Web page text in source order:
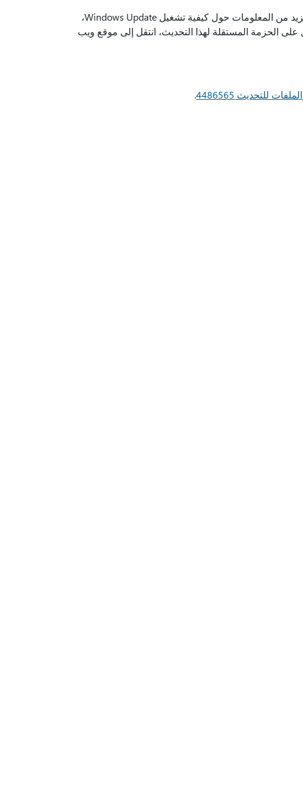
في Windows Update. للحصول على مزيد من المعلومات حول كيفية تشغيل Windows Update،
الحزمة المستقلة لهذا التحديث، انتقل إلى موقع ويب
للتحديث 4486565 .